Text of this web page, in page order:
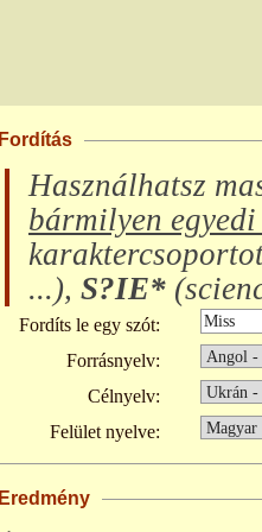
Fordítás
Használhatsz
bármilyen
...), S?IE* (
Fordíts le egy szót:
Forrásnyelv:
Célnyelv:
Felület nyelve:
Eredmény